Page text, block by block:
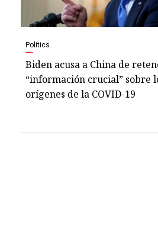
Politics
Biden acusa a China de
“información crucial” sobre
orígenes de la COVID-19